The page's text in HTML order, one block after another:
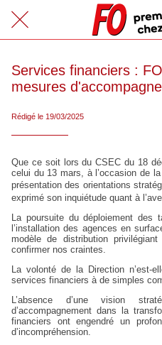
Services financiers :
mesures
Rédigé le 19/03/2025
Que ce soit lors du CSEC du 18
celui du 13 mars, à l’occasion de
présentation des orientations
exprimé son inquiétude quant à
La poursuite du déploiement des
l’installation des agences en
modèle de distribution
confirmer nos craintes.
La volonté de la Direction n’est-
services financiers à de simples
L’absence d’une vision
d’accompagnement dans la
financiers ont engendré un
d’incompréhension.